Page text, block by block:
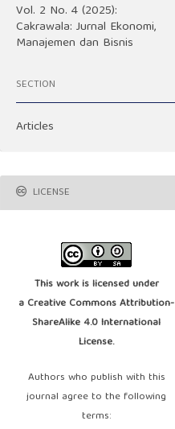
Vol. 2 No. 4 (2025):
Cakrawala: Jurnal Ekonomi,
Manajemen dan Bisnis
SECTION
Articles
LICENSE
This work is licensed under
a Creative Commons Attribution-
ShareAlike 4.0 International
License.
Authors who publish with this
journal agree to the following
terms: